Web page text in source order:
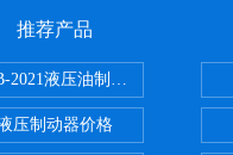
推荐产品
2021液压油制动器
压制动器价格